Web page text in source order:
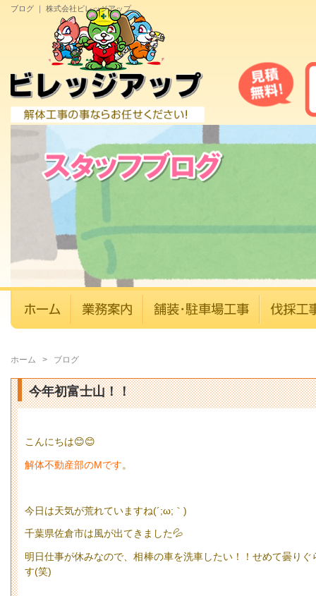
ブログ ｜ 株式会社ビレッジアップ
ホーム > ブログ
今年初富士山！！
こんにちは😊😊
解体不動産部のMです。
今日は天気が荒れていますね(´;ω;｀)
千葉県佐倉市は風が出てきました💦
明日仕事が休みなので、相棒の車を洗車したい！！せめて曇り
す(笑)